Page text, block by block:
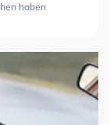
haben